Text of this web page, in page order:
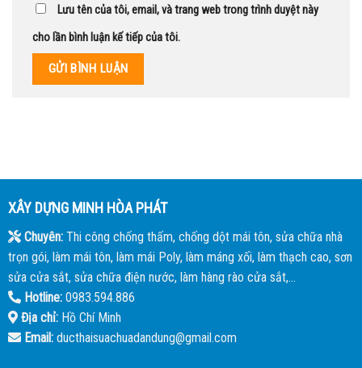
Lưu tên của tôi, email, và trang web trong trình duyệt này
cho lần bình luận kế tiếp của tôi.
XÂY DỰNG MINH HÒA PHÁT
Chuyên:Thi công chống thấm, chống dột mái tôn, sửa chữa nhà
trọn gói, làm mái tôn, làm mái Poly, làm máng xối, làm thạch cao, sơn
sửa cửa sắt, sửa chữa điện nước, làm hàng rào cửa sắt,...
Hotline:0983.594.886
Địa chỉ:Hồ Chí Minh
Email:ducthaisuachuadandung@gmail.com